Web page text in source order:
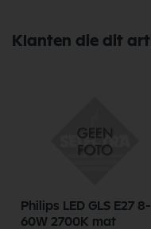
Klanten die dit
Philips LED GLS E27 8-
60W 2700K mat